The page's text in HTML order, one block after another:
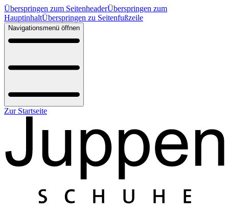
Überspringen zum SeitenheaderÜberspringen zum
HauptinhaltÜberspringen zu Seitenfußzeile
Navigationsmenü öffnen
Zur Startseite